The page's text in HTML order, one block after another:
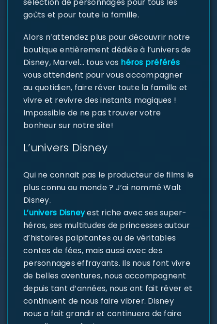
goûts et pour toute la famille.
Alors n’attendez plus pour découvrir notre
boutique entièrement dédiée à l’univers de
Disney, Marvel… tous vos héros préférés
vous attendent pour vous accompagner
au quotidien, faire rêver toute la famille et
vivre et revivre des instants magiques !
Impossible de ne pas trouver votre
bonheur sur notre site!
L’univers Disney
Qui ne connait pas le producteur de films le
plus connu au monde ? J’ai nommé Walt
Disney.
L’univers Disneyest riche avec ses super-
héros, ses multitudes de princesses autour
d’histoires palpitantes ou de véritables
contes de fées, mais aussi avec des
personnages effrayants. Ils nous font vivre
de belles aventures, nous accompagnent
depuis tant d’années, nous ont fait rêver et
continuent de nous faire vibrer. Disney
nous a fait grandir et continuera de faire